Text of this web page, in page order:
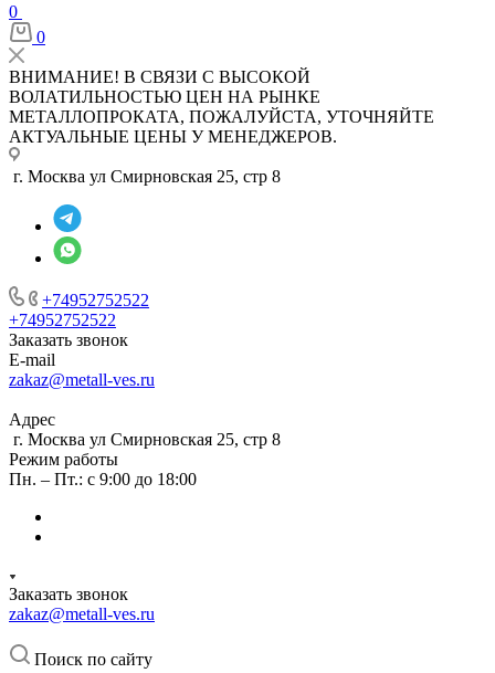
0
0
ВНИМАНИЕ! В СВЯЗИ С ВЫСОКОЙ
ВОЛАТИЛЬНОСТЬЮ ЦЕН НА РЫНКЕ
МЕТАЛЛОПРОКАТА, ПОЖАЛУЙСТА, УТОЧНЯЙТЕ
АКТУАЛЬНЫЕ ЦЕНЫ У МЕНЕДЖЕРОВ.
г. Москва ул Смирновская 25, стр 8
+74952752522
+74952752522
Заказать звонок
E-mail
zakaz@metall-ves.ru
Адрес
г. Москва ул Смирновская 25, стр 8
Режим работы
Пн. – Пт.: с 9:00 до 18:00
Заказать звонок
zakaz@metall-ves.ru
Поиск по сайту